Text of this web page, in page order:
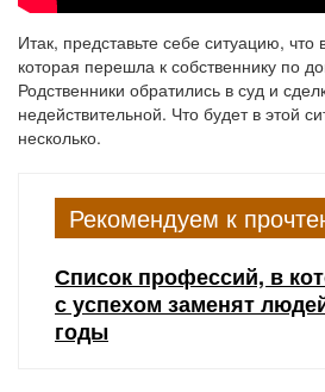
Итак, представьте себе ситуацию, что
которая перешла к собственнику по
Родственники обратились в суд и
недействительной. Что будет в этой
несколько.
Рекомендуем к
Список профессий, в
с успехом заменят
годы